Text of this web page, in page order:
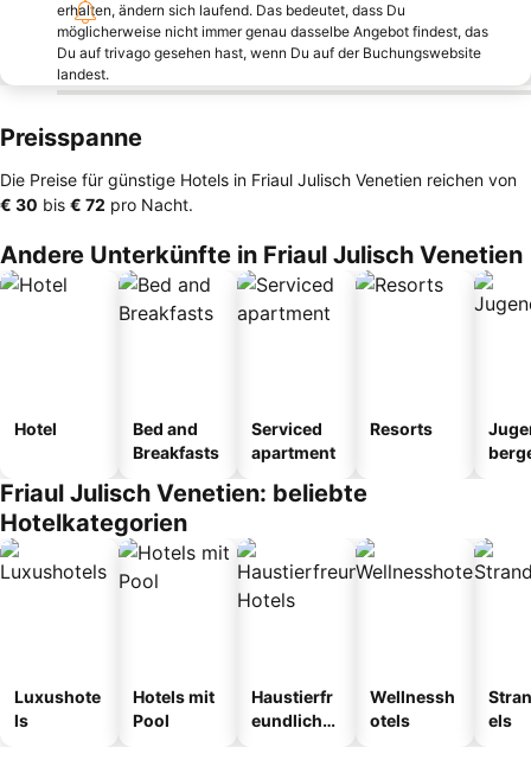
erhalten, ändern sich laufend. Das bedeutet, dass Du
möglicherweise nicht immer genau dasselbe Angebot findest, das
Du auf trivago gesehen hast, wenn Du auf der Buchungswebsite
landest.
Preisspanne
Die Preise für günstige Hotels in Friaul Julisch Venetien reichen von
‎€ 30 bis ‎€ 72 pro Nacht.
Andere Unterkünfte in Friaul Julisch Venetien
Hotel
Bed and
Breakfasts
Serviced
apartment
Resorts
Friaul Julisch Venetien: beliebte
Hotelkategorien
Luxushote
ls
Hotels mit
Pool
Haustierfr
eundliche
Wellnessh
otels
els